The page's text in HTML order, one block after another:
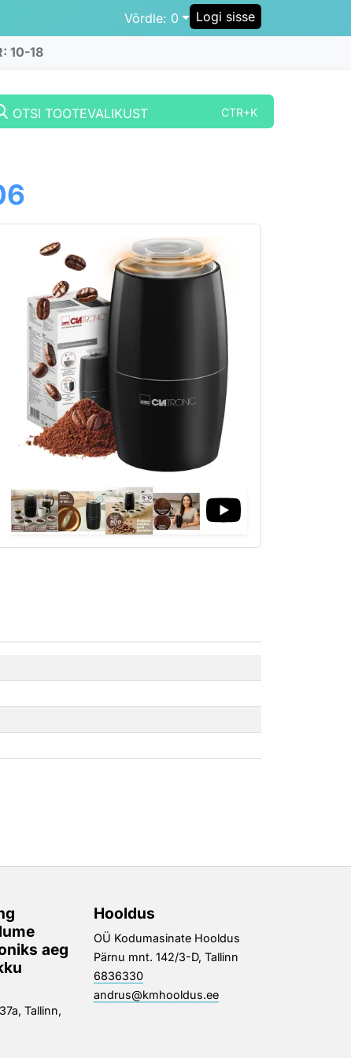
Võrdle: 0 Logi sisse
10-18
OTSI TOOTEVALIKUST CTR+K
aeg
Tallinn,
Hooldus
OÜ Kodumasinate Hooldus
Pärnu mnt. 142/3-D, Tallinn
6836330
andrus@kmhooldus.ee